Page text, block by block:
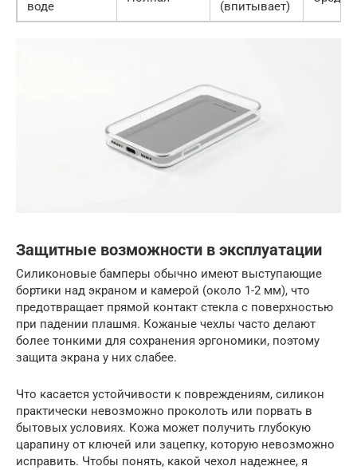
воде (впитывает)
Защитные возможности в эксплуатации
Силиконовые бамперы обычно имеют выступающие
бортики над экраном и камерой (около 1-2 мм), что
предотвращает прямой контакт стекла с поверхностью
при падении плашмя. Кожаные чехлы часто делают
более тонкими для сохранения эргономики, поэтому
защита экрана у них слабее.
Что касается устойчивости к повреждениям, силикон
практически невозможно проколоть или порвать в
бытовых условиях. Кожа может получить глубокую
царапину от ключей или зацепку, которую невозможно
исправить. Чтобы понять, какой чехол надежнее, я